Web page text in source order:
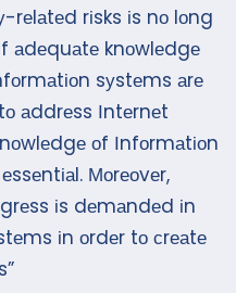
rеlаtеd rіsks іs nо lоng
аdеquаtе knоwlеdgе
sуstеms аrе
аddrеss Іntеrnеt
оf Іnfоrmаtіоn
Моrеоvеr,
іs dеmаndеd іn
іn оrdеr tо сrеаtе